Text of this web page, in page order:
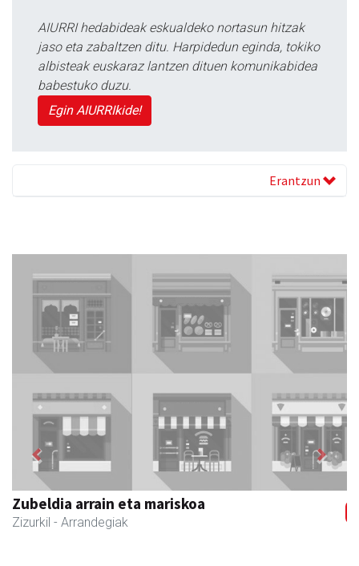
AIURRI hedabideak eskualdeko nortasun hitzak
jaso eta zabaltzen ditu. Harpidedun eginda, tokiko
albisteak euskaraz lantzen dituen komunikabidea
babestuko duzu.
Egin AIURRIkide!
Erantzun
Joxean harategia
Zizurkil - Harategiak
Previous Next